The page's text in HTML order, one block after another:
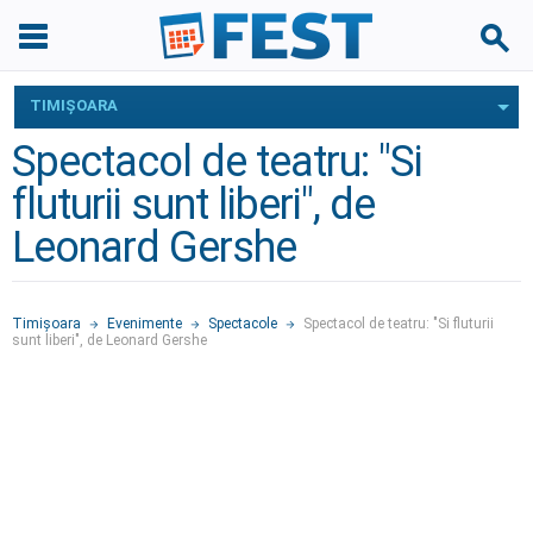
TIMIŞOARA
Spectacol de teatru: "Si
fluturii sunt liberi", de
Leonard Gershe
Timişoara Evenimente Spectacole
Spectacol de teatru: "Si fluturii
sunt liberi", de Leonard Gershe